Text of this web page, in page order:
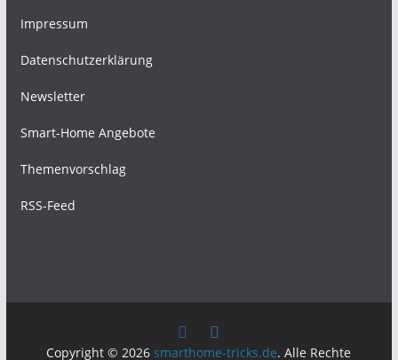
Impressum
Datenschutzerklärung
Newsletter
Smart-Home Angebote
Themenvorschlag
RSS-Feed
Copyright © 2026 smarthome-tricks.de. Alle Rechte